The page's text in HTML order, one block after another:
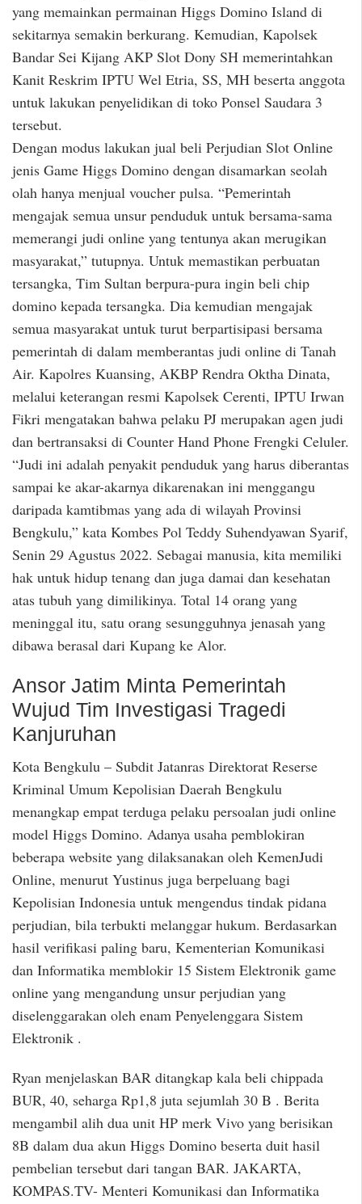
yang memainkan permainan Higgs Domino Island di
sekitarnya semakin berkurang. Kemudian, Kapolsek
Bandar Sei Kijang AKP Slot Dony SH memerintahkan
Kanit Reskrim IPTU Wel Etria, SS, MH beserta anggota
untuk lakukan penyelidikan di toko Ponsel Saudara 3
tersebut.
Dengan modus lakukan jual beli Perjudian Slot Online
jenis Game Higgs Domino dengan disamarkan seolah
olah hanya menjual voucher pulsa. “Pemerintah
mengajak semua unsur penduduk untuk bersama-sama
memerangi judi online yang tentunya akan merugikan
masyarakat,” tutupnya. Untuk memastikan perbuatan
tersangka, Tim Sultan berpura-pura ingin beli chip
domino kepada tersangka. Dia kemudian mengajak
semua masyarakat untuk turut berpartisipasi bersama
pemerintah di dalam memberantas judi online di Tanah
Air. Kapolres Kuansing, AKBP Rendra Oktha Dinata,
melalui keterangan resmi Kapolsek Cerenti, IPTU Irwan
Fikri mengatakan bahwa pelaku PJ merupakan agen judi
dan bertransaksi di Counter Hand Phone Frengki Celuler.
“Judi ini adalah penyakit penduduk yang harus diberantas
sampai ke akar-akarnya dikarenakan ini menggangu
daripada kamtibmas yang ada di wilayah Provinsi
Bengkulu,” kata Kombes Pol Teddy Suhendyawan Syarif,
Senin 29 Agustus 2022. Sebagai manusia, kita memiliki
hak untuk hidup tenang dan juga damai dan kesehatan
atas tubuh yang dimilikinya. Total 14 orang yang
meninggal itu, satu orang sesungguhnya jenasah yang
dibawa berasal dari Kupang ke Alor.
Ansor Jatim Minta Pemerintah
Wujud Tim Investigasi Tragedi
Kanjuruhan
Kota Bengkulu – Subdit Jatanras Direktorat Reserse
Kriminal Umum Kepolisian Daerah Bengkulu
menangkap empat terduga pelaku persoalan judi online
model Higgs Domino. Adanya usaha pemblokiran
beberapa website yang dilaksanakan oleh KemenJudi
Online, menurut Yustinus juga berpeluang bagi
Kepolisian Indonesia untuk mengendus tindak pidana
perjudian, bila terbukti melanggar hukum. Berdasarkan
hasil verifikasi paling baru, Kementerian Komunikasi
dan Informatika memblokir 15 Sistem Elektronik game
online yang mengandung unsur perjudian yang
diselenggarakan oleh enam Penyelenggara Sistem
Elektronik .
Ryan menjelaskan BAR ditangkap kala beli chippada
BUR, 40, seharga Rp1,8 juta sejumlah 30 B . Berita
mengambil alih dua unit HP merk Vivo yang berisikan
8B dalam dua akun Higgs Domino beserta duit hasil
pembelian tersebut dari tangan BAR. JAKARTA,
KOMPAS.TV- Menteri Komunikasi dan Informatika